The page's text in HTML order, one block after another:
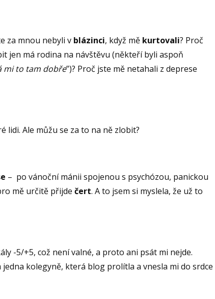
za mnou nebyli v blázinci, když mě kurtovali? Proč
jen má rodina na návštěvu (někteří byli aspoň
mi to tam dobře”)? Proč jste mě netahali z deprese
lidi. Ale můžu se za to na ně zlobit?
– po vánoční mánii spojenou s psychózou, panickou
mě určitě přijde čert. A to jsem si myslela, že už to
-5/+5, což není valné, a proto ani psát mi nejde.
kolegyně, která blog prolítla a vnesla mi do srdce